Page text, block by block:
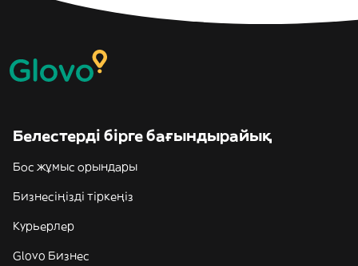
Белестерді бірге бағындырайық
Бос жұмыс орындары
Бизнесіңізді тіркеңіз
Курьерлер
Glovo Бизнес